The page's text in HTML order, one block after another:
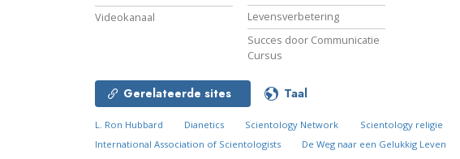
Videokanaal
Levensverbetering
Succes door Communicatie
Cursus
Gerelateerde sites Taal
L. Ron Hubbard Dianetics Scientology Network Scientology religie
International Association of Scientologists
De Weg naar een Gelukkig Leven